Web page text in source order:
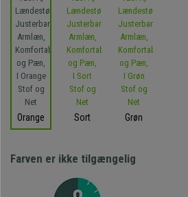
Orange Sort Grøn
Farven er ikke tilgængelig